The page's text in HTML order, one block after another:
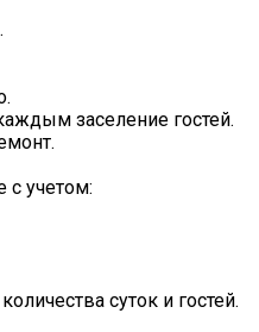
заселение гостей.
учетом:
суток и гостей.